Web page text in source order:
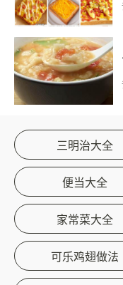
三明治大全
便当大全
家常菜大全
可乐鸡翅做法